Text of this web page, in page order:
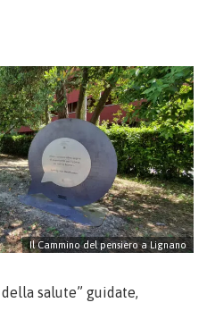
Il Cammino del pensiero a Lignano
salute” guidate,